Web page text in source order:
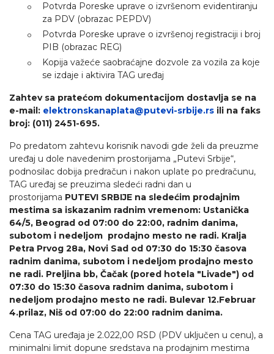
Potvrda Poreske uprave o izvršenom evidentiranju
za PDV (obrazac PEPDV)
Potvrda Poreske uprave o izvršenoj registraciji i broj
PIB (obrazac REG)
Kopija važeće saobraćajne dozvole za vozila za koje
se izdaje i aktivira TAG uređaj
Zahtev sa pratećom dokumentacijom dostavlja se na
e-mail: elektronskanaplata@putevi-srbije.rs ili na faks
broj: (011) 2451-695.
Po predatom zahtevu korisnik navodi gde želi da preuzme
uređaj u dole navedenim prostorijama „Putevi Srbije“,
podnosilac dobija predračun i nakon uplate po predračunu,
TAG uređaj se preuzima sledeći radni dan u
prostorijama PUTEVI SRBIJE na sledećim prodajnim
mestima sa iskazanim radnim vremenom: Ustanička
64/5, Beograd od 07:00 do 22:00, radnim danima,
subotom i nedeljom prodajno mesto ne radi. Kralja
Petra Prvog 28a, Novi Sad od 07:30 do 15:30 časova
radnim danima, subotom i nedeljom prodajno mesto
ne radi. Preljina bb, Čačak (pored hotela "Livade") od
07:30 do 15:30 časova radnim danima, subotom i
nedeljom prodajno mesto ne radi. Bulevar 12.Februar
4.prilaz, Niš od 07:00 do 22:00 radnim danima.
Cena TAG uređaja je 2.022,00 RSD (PDV uključen u cenu), a
minimalni limit dopune sredstava na prodajnim mestima